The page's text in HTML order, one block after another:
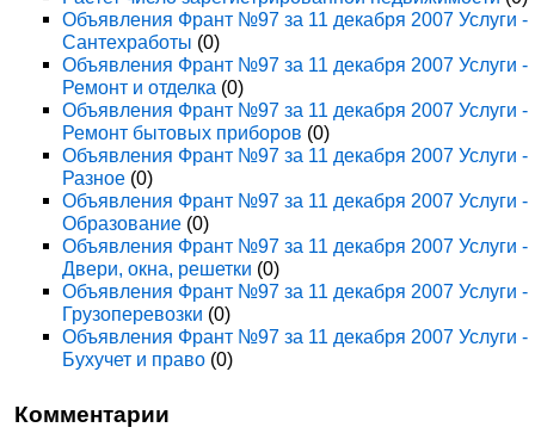
Объявления Франт №97 за 11 декабря 2007 Услуги -
Сантехработы (0)
Объявления Франт №97 за 11 декабря 2007 Услуги -
Ремонт и отделка (0)
Объявления Франт №97 за 11 декабря 2007 Услуги -
Ремонт бытовых приборов (0)
Объявления Франт №97 за 11 декабря 2007 Услуги -
Разное (0)
Объявления Франт №97 за 11 декабря 2007 Услуги -
Образование (0)
Объявления Франт №97 за 11 декабря 2007 Услуги -
Двери, окна, решетки (0)
Объявления Франт №97 за 11 декабря 2007 Услуги -
Грузоперевозки (0)
Объявления Франт №97 за 11 декабря 2007 Услуги -
Бухучет и право (0)
Комментарии